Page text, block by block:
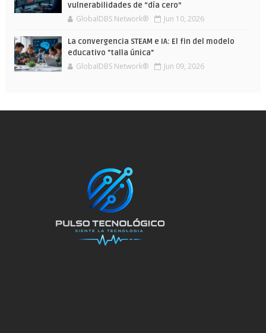
vulnerabilidades de “día cero”
GlobalDBS Network® Jun 10, 2026
La convergencia STEAM e IA: El fin del modelo
educativo "talla única"
GlobalDBS Network® Jun 09, 2026